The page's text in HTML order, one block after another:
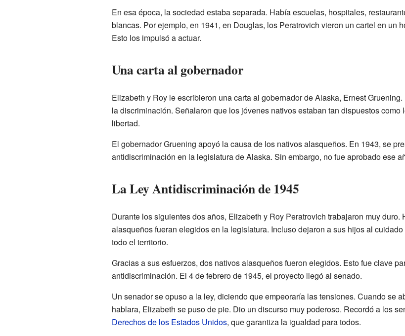
En esa época, la sociedad estaba separada. Había escuelas, hospitales,
blancas. Por ejemplo, en 1941, en Douglas, los Peratrovich vieron un cartel en un
Esto los impulsó a actuar.
Una carta al gobernador
Elizabeth y Roy le escribieron una carta al gobernador de Alaska, Ernest
la discriminación. Señalaron que los jóvenes nativos estaban tan dispuestos
libertad.
El gobernador Gruening apoyó la causa de los nativos alasqueños. En 1943, se
antidiscriminación en la legislatura de Alaska. Sin embargo, no fue aprobado ese
La Ley Antidiscriminación de 1945
Durante los siguientes dos años, Elizabeth y Roy Peratrovich trabajaron muy
alasqueños fueran elegidos en la legislatura. Incluso dejaron a sus hijos al
todo el territorio.
Gracias a sus esfuerzos, dos nativos alasqueños fueron elegidos. Esto fue clave
antidiscriminación. El 4 de febrero de 1945, el proyecto llegó al senado.
Un senador se opuso a la ley, diciendo que empeoraría las tensiones. Cuando se
hablara, Elizabeth se puso de pie. Dio un discurso muy poderoso. Recordó a los
Derechos de los Estados Unidos, que garantiza la igualdad para todos.